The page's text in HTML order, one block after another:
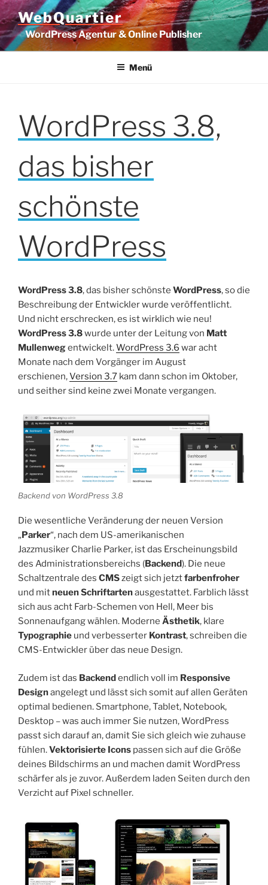
Zum
Inhalt
springen
WebQuartier
WordPress Agentur & Online Publisher
Menü
WordPress 3.8,
das bisher
schönste
WordPress
WordPress 3.8, das bisher schönste WordPress, so die
Beschreibung der Entwickler wurde veröffentlicht.
Und nicht erschrecken, es ist wirklich wie neu!
WordPress 3.8wurde unter der Leitung von Matt
Mullenwegentwickelt.WordPress 3.6 war acht
Monate nach dem Vorgänger im August
erschienen,Version 3.7 kam dann schon im Oktober,
und seither sind keine zwei Monate vergangen.
Backend von WordPress 3.8
Die wesentliche Veränderung der neuen Version
„Parker“, nach dem US-amerikanischen
Jazzmusiker Charlie Parker, ist das Erscheinungsbild
des Administrationsbereichs (Backend). Die neue
Schaltzentrale des CMSzeigt sich jetztfarbenfroher
und mitneuen Schriftartenausgestattet. Farblich lässt
sich aus acht Farb-Schemen von Hell, Meer bis
Sonnenaufgang wählen. Moderne Ästhetik, klare
Typographie und verbesserter Kontrast, schreiben die
CMS-Entwickler über das neue Design.
Zudem ist das Backendendlich voll im Responsive
Designangelegt und lässt sich somit auf allen Geräten
optimal bedienen. Smartphone, Tablet, Notebook,
Desktop – was auch immer Sie nutzen, WordPress
passt sich darauf an, damit Sie sich gleich wie zuhause
fühlen.Vektorisierte Icons passen sich auf die Größe
deines Bildschirms an und machen damit WordPress
schärfer als je zuvor. Außerdem laden Seiten durch den
Verzicht auf Pixel schneller.